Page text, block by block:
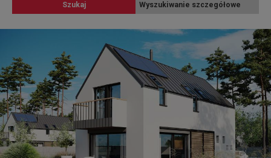
Szukaj Wyszukiwanie szczegółowe